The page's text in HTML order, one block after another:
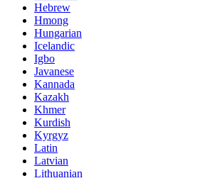
Hebrew
Hmong
Hungarian
Icelandic
Igbo
Javanese
Kannada
Kazakh
Khmer
Kurdish
Kyrgyz
Latin
Latvian
Lithuanian